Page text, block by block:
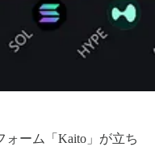
ォーム「Kaito」が立ち